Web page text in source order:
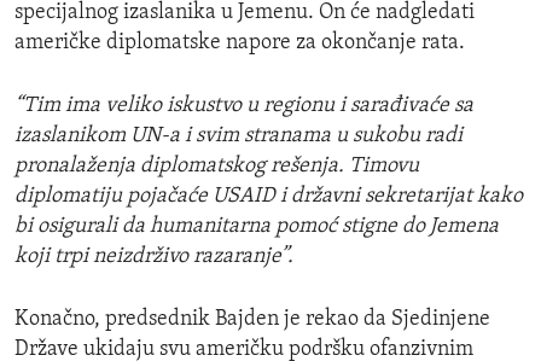
specijalnog izaslanika u Jemenu. On će nadgledati
američke diplomatske napore za okončanje rata.
“Tim ima veliko iskustvo u regionu i sarađivaće sa
izaslanikom UN-a i svim stranama u sukobu radi
pronalaženja diplomatskog rešenja. Timovu
diplomatiju pojačaće USAID i državni sekretarijat kako
bi osigurali da humanitarna pomoć stigne do Jemena
koji trpi neizdrživo razaranje”.
Konačno, predsednik Bajden je rekao da Sjedinjene
Države ukidaju svu američku podršku ofanzivnim